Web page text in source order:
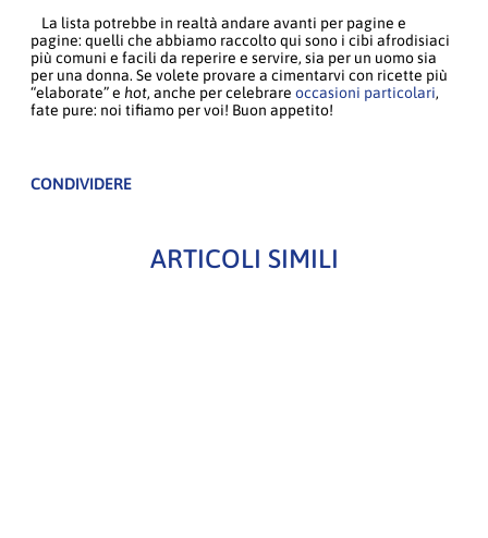
La lista potrebbe in realtà andare avanti per pagine e
pagine: quelli che abbiamo raccolto qui sono i cibi afrodisiaci
più comuni e facili da reperire e servire, sia per un uomo sia
per una donna. Se volete provare a cimentarvi con ricette più
“elaborate” e hot, anche per celebrare occasioni particolari,
fate pure: noi tifiamo per voi! Buon appetito!
CONDIVIDERE
ARTICOLI SIMILI